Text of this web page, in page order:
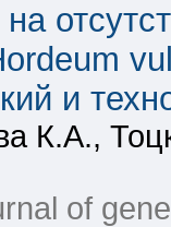
и
К.А.,
of